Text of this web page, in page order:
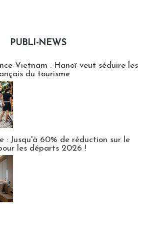
PUBLI-NEWS
Vietnam : Hanoï veut séduire les
du tourisme
: Jusqu'à 60% de réduction sur le
les départs 2026 !